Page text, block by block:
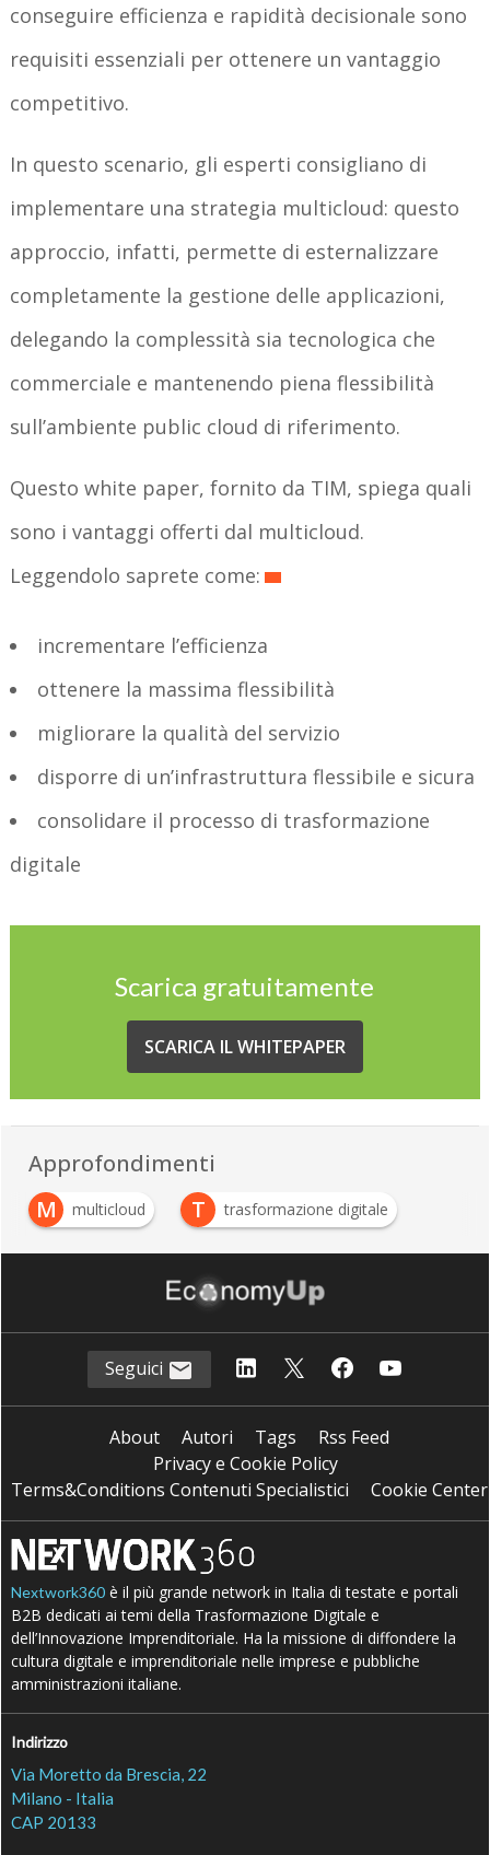
conseguire efficienza e rapidità decisionale sono
requisiti essenziali per ottenere un vantaggio
competitivo.
In questo scenario, gli esperti consigliano di
implementare una strategia multicloud: questo
approccio, infatti, permette di esternalizzare
completamente la gestione delle applicazioni,
delegando la complessità sia tecnologica che
commerciale e mantenendo piena flessibilità
sull’ambiente public cloud di riferimento.
Questo white paper, fornito da TIM, spiega quali
sono i vantaggi offerti dal multicloud.
Leggendolo saprete come:
incrementare l’efficienza
ottenere la massima flessibilità
migliorare la qualità del servizio
disporre di un’infrastruttura flessibile e sicura
consolidare il processo di trasformazione
digitale
Scarica gratuitamente
SCARICA IL WHITEPAPER
Approfondimenti
M
multicloud T trasformazione digitale
Seguici
About Autori Tags
Rss Feed
Privacy e Cookie Policy
Terms&Conditions Contenuti Specialistici
Cookie Center
Nextwork360 è il più grande network in Italia di testate e portali
B2B dedicati ai temi della Trasformazione Digitale e
dell’Innovazione Imprenditoriale. Ha la missione di diffondere la
cultura digitale e imprenditoriale nelle imprese e pubbliche
amministrazioni italiane.
Indirizzo
Via Moretto da Brescia, 22
Milano - Italia
CAP 20133